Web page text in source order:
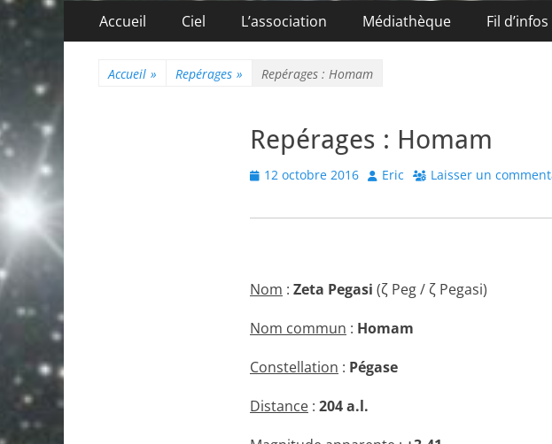
Menu
principal
Accueil Ciel L’association Médiathèque Fil d’infos
Accueil » Repérages » Repérages : Homam
Repérages : Homam
Posted
12 octobre 2016 Author
Eric Laisser un
Nom : Zeta Pegasi (ζ Peg / ζ Pegasi)
Nom commun : Homam
Constellation : Pégase
Distance : 204 a.l.